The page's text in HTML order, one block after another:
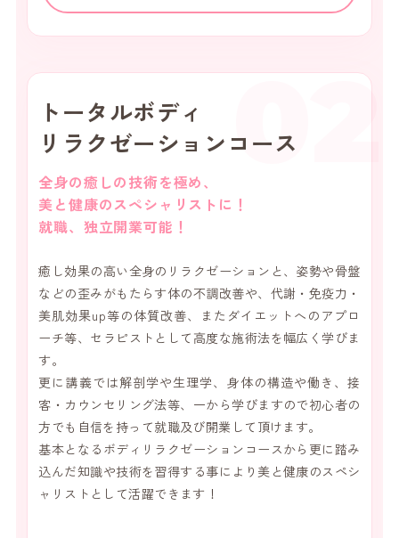
02
トータルボディ
リラクゼーションコース
全身の癒しの技術を極め、
美と健康のスペシャリストに！
就職、独立開業可能！
癒し効果の高い全身のリラクゼーションと、姿勢や骨盤
などの歪みがもたらす体の不調改善や、代謝・免疫力・
美肌効果up等の体質改善、またダイエットへのアプロ
ーチ等、セラピストとして高度な施術法を幅広く学びま
す。
更に講義では解剖学や生理学、身体の構造や働き、接
客・カウンセリング法等、一から学びますので初心者の
方でも自信を持って就職及び開業して頂けます。
基本となるボディリラクゼーションコースから更に踏み
込んだ知識や技術を習得する事により美と健康のスペシ
ャリストとして活躍できます！